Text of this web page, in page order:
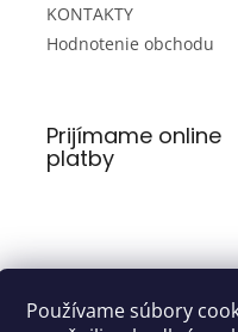
Používame súbory
KONTAKTY
Hodnotenie obchodu
Prijímame online
platby